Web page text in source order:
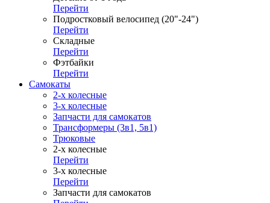
Перейти
Подростковый велосипед (20"-24")
Перейти
Складные
Перейти
Фэтбайки
Перейти
Самокаты
2-х колесные
3-х колесные
Запчасти для самокатов
Трансформеры (3в1, 5в1)
Трюковые
2-х колесные
Перейти
3-х колесные
Перейти
Запчасти для самокатов